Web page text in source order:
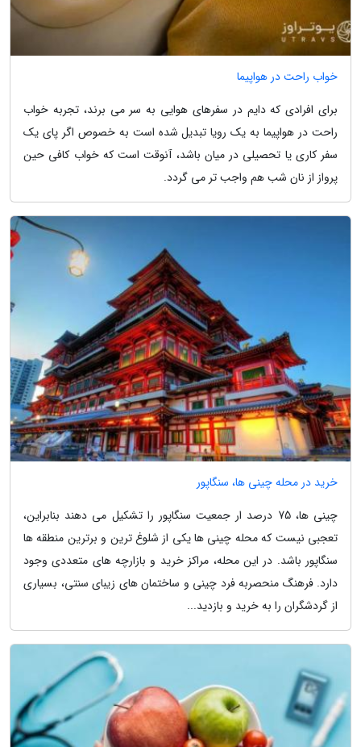
خواب راحت در هواپیما
برای افرادی که دایم در سفرهای هوایی به سر می برند، تجربه خواب
راحت در هواپیما به یک رویا تبدیل شده است به خصوص اگر پای یک
سفر کاری یا تحصیلی در میان باشد، آنوقت است که خواب کافی حین
پرواز از نان شب هم واجب تر می گردد.
خرید در محله چینی ها، سنگاپور
چینی ها، 75 درصد ار جمعیت سنگاپور را تشکیل می دهند بنابراین،
تعجبی نیست که محله چینی ها یکی از شلوغ ترین و برترین منطقه ها
سنگاپور باشد. در این محله، مراکز خرید و بازارچه های متعددی وجود
دارد. فرهنگ منحصربه فرد چینی و ساختمان های زیبای سنتی، بسیاری
از گردشگران را به خرید و بازدید...